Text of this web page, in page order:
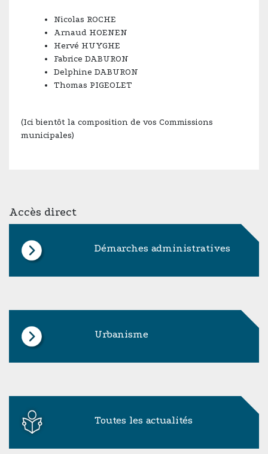
Nicolas ROCHE
Arnaud HOENEN
Hervé HUYGHE
Fabrice DABURON
Delphine DABURON
Thomas PIGEOLET
(Ici bientôt la composition de vos Commissions
municipales)
Accès direct
Démarches administratives
Urbanisme
Toutes les actualités